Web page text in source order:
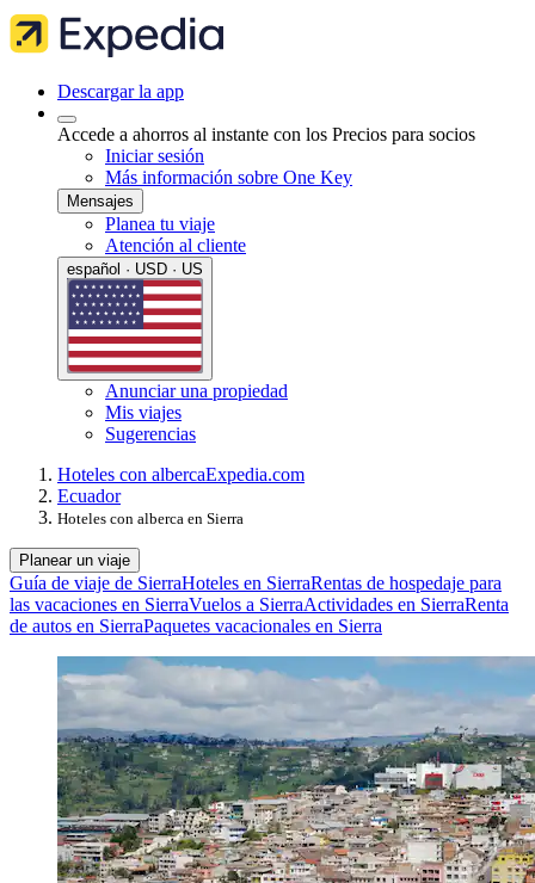
Descargar la app
Accede a ahorros al instante con los Precios para socios
Iniciar sesión
Más información sobre One Key
Mensajes
Planea tu viaje
Atención al cliente
español · USD · US
Anunciar una propiedad
Mis viajes
Sugerencias
Hoteles con albercaExpedia.com
Ecuador
Hoteles con alberca en Sierra
Planear un viaje
Guía de viaje de SierraHoteles en SierraRentas de hospedaje para
las vacaciones en SierraVuelos a SierraActividades en SierraRenta
de autos en SierraPaquetes vacacionales en Sierra